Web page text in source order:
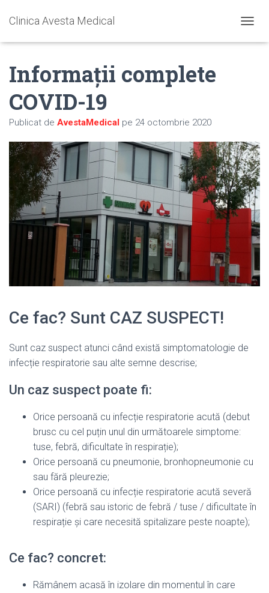
Clinica Avesta Medical
O
G
A
R
E
A
Informații complete
COVID-19
Publicat de AvestaMedical pe 24 octombrie 2020
Ce fac? Sunt CAZ SUSPECT!
Sunt caz suspect atunci când există simptomatologie de
infecție respiratorie sau alte semne descrise;
Un caz suspect poate fi:
Orice persoană cu infecție respiratorie acută (debut
brusc cu cel puțin unul din următoarele simptome:
tuse, febră, dificultate în respirație);
Orice persoană cu pneumonie, bronhopneumonie cu
sau fără pleurezie;
Orice persoană cu infecție respiratorie acută severă
(SARI) (febră sau istoric de febră / tuse / dificultate în
respirație și care necesită spitalizare peste noapte);
Ce fac? concret:
Rămânem acasă în izolare din momentul în care